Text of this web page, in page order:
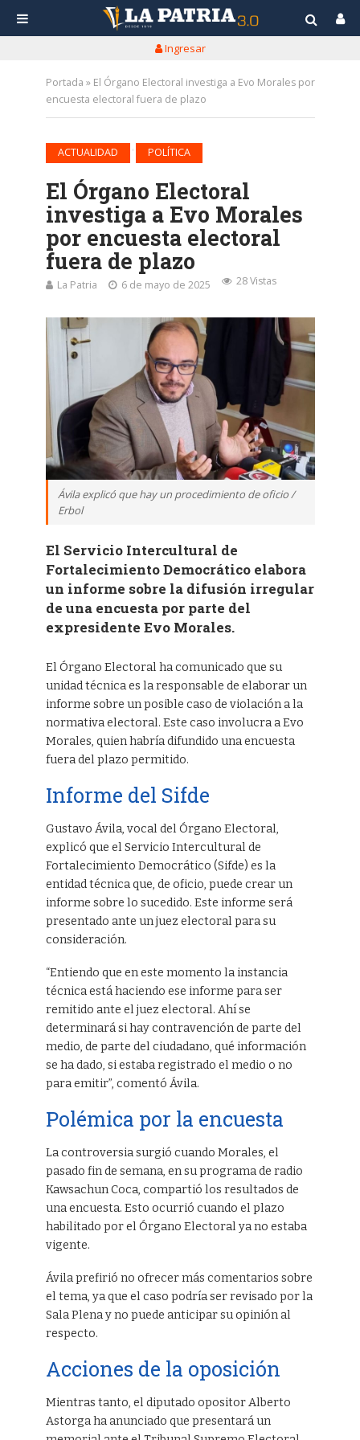
Ingresar
Portada » El Órgano Electoral investiga a Evo Morales por
encuesta electoral fuera de plazo
ACTUALIDAD POLÍTICA
El Órgano Electoral
investiga a Evo Morales
por encuesta electoral
fuera de plazo
La Patria 6 de mayo de 2025 28 Vistas
Ávila explicó que hay un procedimiento de oficio /
Erbol
El Servicio Intercultural de
Fortalecimiento Democrático elabora
un informe sobre la difusión irregular
de una encuesta por parte del
expresidente Evo Morales.
El Órgano Electoral ha comunicado que su
unidad técnica es la responsable de elaborar un
informe sobre un posible caso de violación a la
normativa electoral. Este caso involucra a Evo
Morales, quien habría difundido una encuesta
fuera del plazo permitido.
Informe del Sifde
Gustavo Ávila, vocal del Órgano Electoral,
explicó que el Servicio Intercultural de
Fortalecimiento Democrático (Sifde) es la
entidad técnica que, de oficio, puede crear un
informe sobre lo sucedido. Este informe será
presentado ante un juez electoral para su
consideración.
“Entiendo que en este momento la instancia
técnica está haciendo ese informe para ser
remitido ante el juez electoral. Ahí se
determinará si hay contravención de parte del
medio, de parte del ciudadano, qué información
se ha dado, si estaba registrado el medio o no
para emitir”, comentó Ávila.
Polémica por la encuesta
La controversia surgió cuando Morales, el
pasado fin de semana, en su programa de radio
Kawsachun Coca, compartió los resultados de
una encuesta. Esto ocurrió cuando el plazo
habilitado por el Órgano Electoral ya no estaba
vigente.
Ávila prefirió no ofrecer más comentarios sobre
el tema, ya que el caso podría ser revisado por la
Sala Plena y no puede anticipar su opinión al
respecto.
Acciones de la oposición
Mientras tanto, el diputado opositor Alberto
Astorga ha anunciado que presentará un